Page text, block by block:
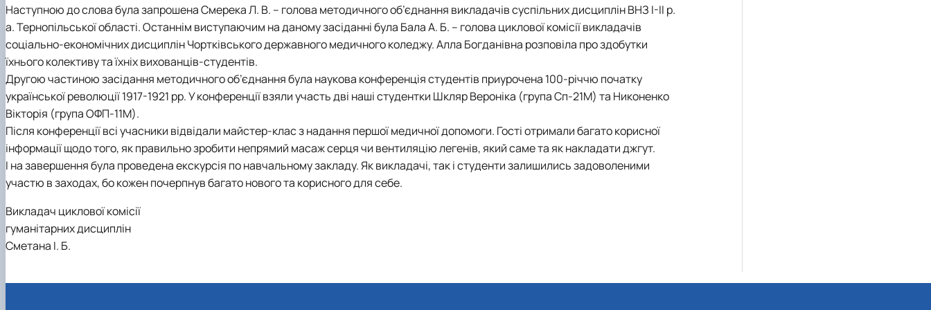
Наступною до слова була запрошена Смерека Л. В. – голова методичного об’єднання викладачів суспільних дисциплін ВНЗ І-ІІ р.
а. Тернопільської області. Останнім виступаючим на даному засіданні була Бала А. Б. – голова циклової комісії викладачів
соціально-економічних дисциплін Чортківського державного медичного коледжу. Алла Богданівна розповіла про здобутки
їхнього колективу та їхніх вихованців-студентів.
Другою частиною засідання методичного об’єднання була наукова конференція студентів приурочена 100-річчю початку
української революції 1917-1921 рр. У конференції взяли участь дві наші студентки Шкляр Вероніка (група Сп-21М) та Никоненко
Вікторія (група ОФП-11М).
Після конференції всі учасники відвідали майстер-клас з надання першої медичної допомоги. Гості отримали багато корисної
інформації щодо того, як правильно зробити непрямий масаж серця чи вентиляцію легенів, який саме та як накладати джгут.
І на завершення була проведена екскурсія по навчальному закладу. Як викладачі, так і студенти залишились задоволеними
участю в заходах, бо кожен почерпнув багато нового та корисного для себе.
Викладач циклової комісії
гуманітарних дисциплін
Сметана І. Б.